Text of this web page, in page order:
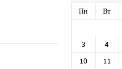
Пн
Вт
3
4
10
11